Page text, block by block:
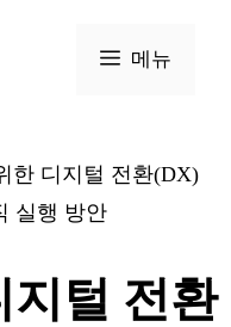
메뉴
한 디지털 전환(DX)
실행 방안
지털 전환